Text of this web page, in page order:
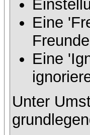
Eine
Eine
Unter